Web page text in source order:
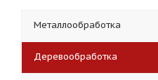
Металлообработка
Деревообработка